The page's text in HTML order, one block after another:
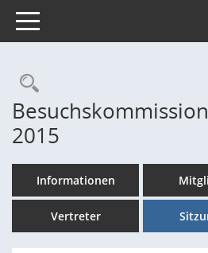
Toggle navigation
Rechercheauswahl
2015
Informationen
Vertreter